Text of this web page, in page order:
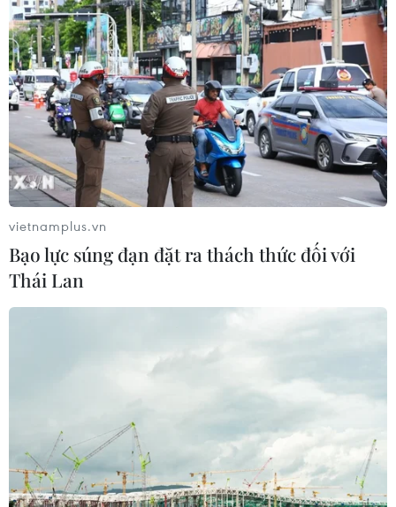
vietnamplus.vn
Bạo lực súng đạn đặt ra thách thức đối với
Thái Lan